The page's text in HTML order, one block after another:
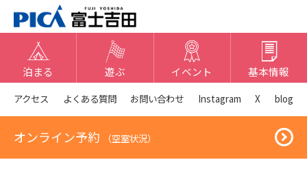
泊まる 遊ぶ イベント 基本情報
アクセス よくある質問 お問い合わせ Instagram X blog
オンライン予約 （空室状況）